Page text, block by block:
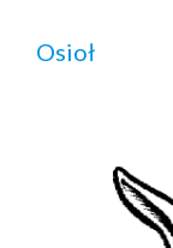
Osioł